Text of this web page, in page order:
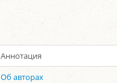
Аннотация
Об авторах